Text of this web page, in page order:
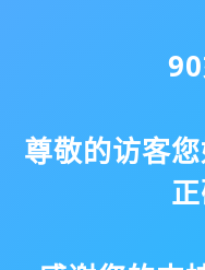
尊敬的访客